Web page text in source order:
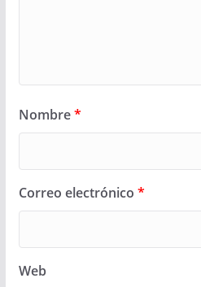
Nombre*
Correo electrónico *
Web